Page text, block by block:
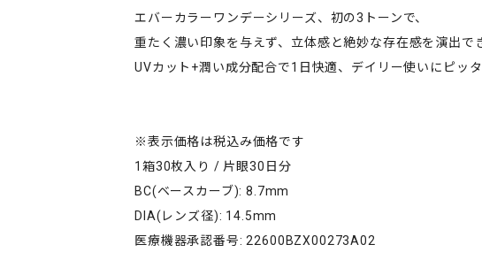
エバーカラーワンデーシリーズ、初の3トーンで、
重たく濃い印象を与えず、立体感と絶妙な存在感を演出で
UVカット+潤い成分配合で1日快適、デイリー使いにピッタ
※表示価格は税込み価格です
1箱30枚入り / 片眼30日分
BC(ベースカーブ): 8.7mm
DIA(レンズ径): 14.5mm
医療機器承認番号: 22600BZX00273A02